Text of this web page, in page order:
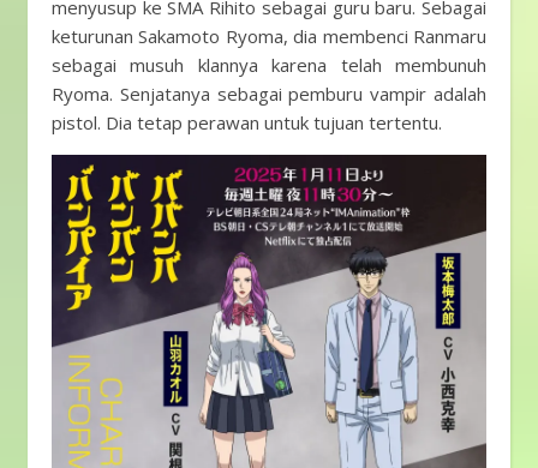
menyusup ke SMA Rihito sebagai guru baru. Sebagai
keturunan Sakamoto Ryoma, dia membenci Ranmaru
sebagai musuh klannya karena telah membunuh
Ryoma. Senjatanya sebagai pemburu vampir adalah
pistol. Dia tetap perawan untuk tujuan tertentu.